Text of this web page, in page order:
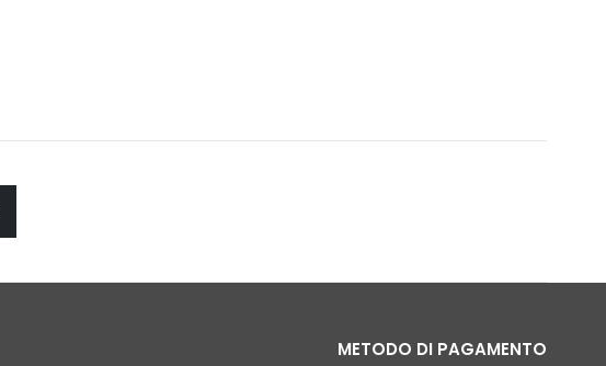
METODO DI PAGAMENTO